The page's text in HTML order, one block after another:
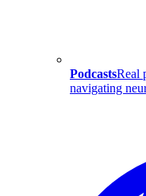
PodcastsReal
navigating